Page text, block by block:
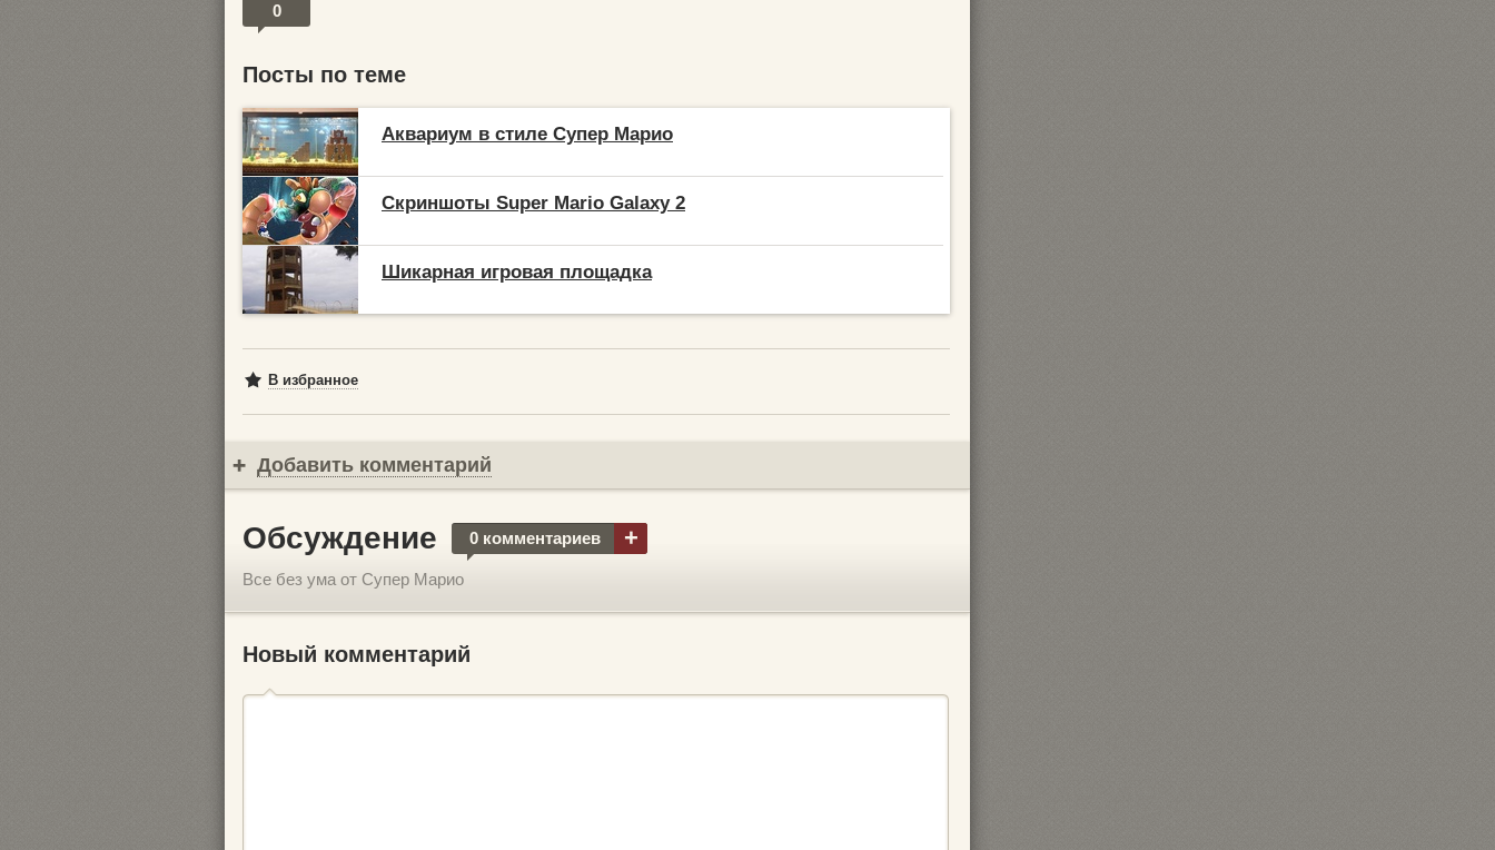
0
Посты по теме
Аквариум в стиле Супер Марио
Скриншоты Super Mario Galaxy 2
Шикарная игровая площадка
В избранное
Добавить комментарий
Обсуждение 0 комментариев +
Все без ума от Супер Марио
Новый комментарий